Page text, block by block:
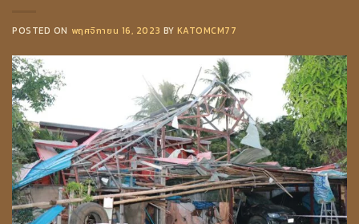
POSTED ON พฤศจิกายน 16, 2023 BY KATOMCM77